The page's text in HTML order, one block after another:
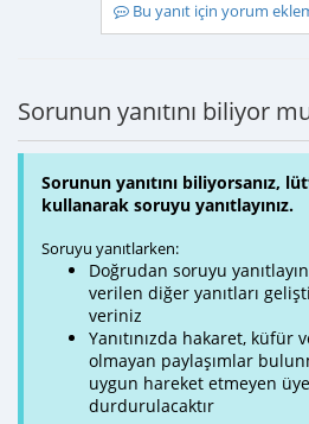
Bu yanıt için yorum
Sorunun yanıtını biliyor
Sorunun yanıtını biliyorsanız,
kullanarak soruyu yanıtlayınız.
Soruyu yanıtlarken:
Doğrudan soruyu
verilen diğer yanıtları
veriniz
Yanıtınızda hakaret, küfür
olmayan paylaşımlar
uygun hareket etmeyen
durdurulacaktır